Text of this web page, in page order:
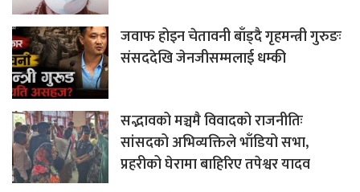
जवाफ होइन चेतावनी बाँड्दै गृहमन्त्री गुरुङः
संसददेखि जेनजीसम्मलाई धम्की
सद्भावको मञ्चमै विवादको राजनीतिः
सांसदको अभिव्यक्तिले भाँडियो सभा,
प्रहरीको घेरामा बाहिरिए तपेश्वर यादव